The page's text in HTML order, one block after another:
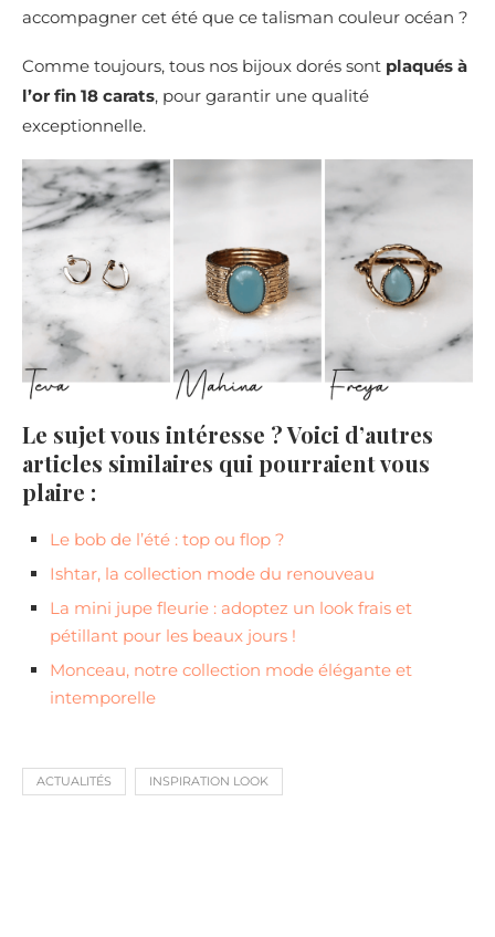
accompagner cet été que ce talisman couleur océan ?
Comme toujours, tous nos bijoux dorés sont plaqués à
l’or fin 18 carats, pour garantir une qualité
exceptionnelle.
Le sujet vous intéresse ? Voici d’autres
articles similaires qui pourraient vous
plaire :
Le bob de l’été : top ou flop ?
Ishtar, la collection mode du renouveau
La mini jupe fleurie : adoptez un look frais et
pétillant pour les beaux jours !
Monceau, notre collection mode élégante et
intemporelle
ACTUALITÉS INSPIRATION LOOK